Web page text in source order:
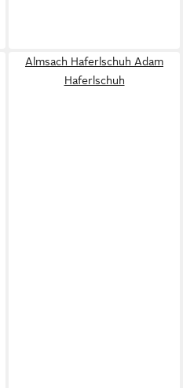
Almsach Haferlschuh Adam
Haferlschuh